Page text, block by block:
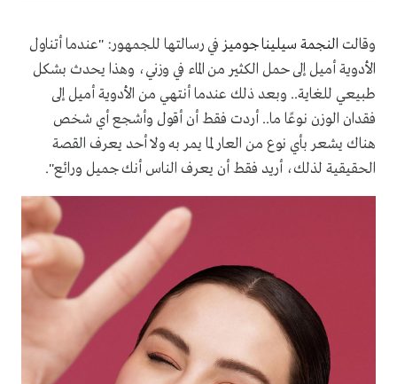
وقالت النجمة سيلينا جوميز في رسالتها للجمهور: "عندما أتناول
الأدوية أميل إلى حمل الكثير من الماء في وزني، وهذا يحدث بشكل
طبيعي للغاية.. وبعد ذلك عندما أنتهي من الأدوية أميل إلى
فقدان الوزن نوعًا ما.. أردت فقط أن أقول وأشجع أي شخص
هناك يشعر بأي نوع من العار لما يمر به ولا أحد يعرف القصة
الحقيقية لذلك، أريد فقط أن يعرف الناس أنك جميل ورائع".